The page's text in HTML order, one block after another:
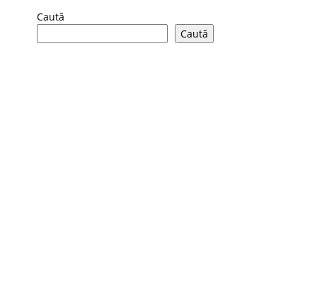
Caută
Caută